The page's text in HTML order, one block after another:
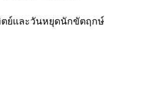
ย์และวันหยุดนักขัตฤกษ์